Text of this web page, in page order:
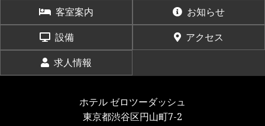
客室案内
お知らせ
設備
アクセス
求人情報
ホテル ゼロツーダッシュ
東京都渋谷区円山町7-2